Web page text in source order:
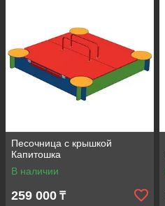
Песочница с крышкой
Капитошка
В наличии
259 000 ₸